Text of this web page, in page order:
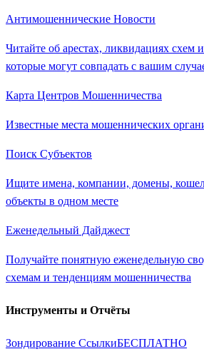
Антимошеннические Новости
Читайте об арестах, ликвидациях схем
которые могут совпадать с вашим
Карта Центров Мошенничества
Известные места мошеннических
Поиск Субъектов
Ищите имена, компании, домены,
объекты в одном месте
Еженедельный Дайджест
Получайте понятную еженедельную
схемам и тенденциям мошенничества
Инструменты и Отчёты
Зондирование СсылкиБЕСПЛАТНО